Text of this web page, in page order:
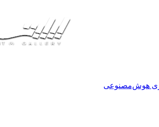
هوش‌مصنوعی